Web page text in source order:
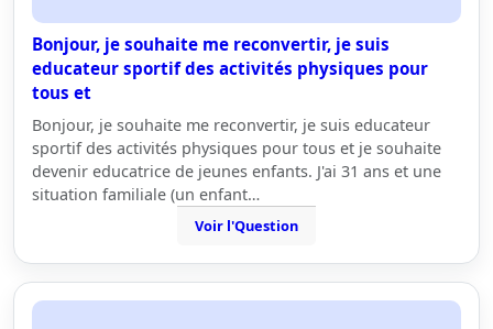
Bonjour, je souhaite me reconvertir, je suis
educateur sportif des activités physiques pour
tous et
Bonjour, je souhaite me reconvertir, je suis educateur
sportif des activités physiques pour tous et je souhaite
devenir educatrice de jeunes enfants. J'ai 31 ans et une
situation familiale (un enfant…
Voir l'Question